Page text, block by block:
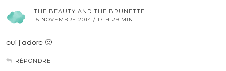
THE BEAUTY AND THE BRUNETTE
15 NOVEMBRE 2014 / 17 H 29 MIN
oui j'adore 🙂
RÉPONDRE